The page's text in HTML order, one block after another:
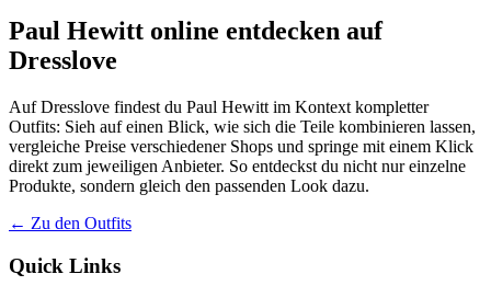
Paul Hewitt online entdecken auf
Dresslove
Auf Dresslove findest du Paul Hewitt im Kontext kompletter
Outfits: Sieh auf einen Blick, wie sich die Teile kombinieren lassen,
vergleiche Preise verschiedener Shops und springe mit einem Klick
direkt zum jeweiligen Anbieter. So entdeckst du nicht nur einzelne
Produkte, sondern gleich den passenden Look dazu.
← Zu den Outfits
Quick Links